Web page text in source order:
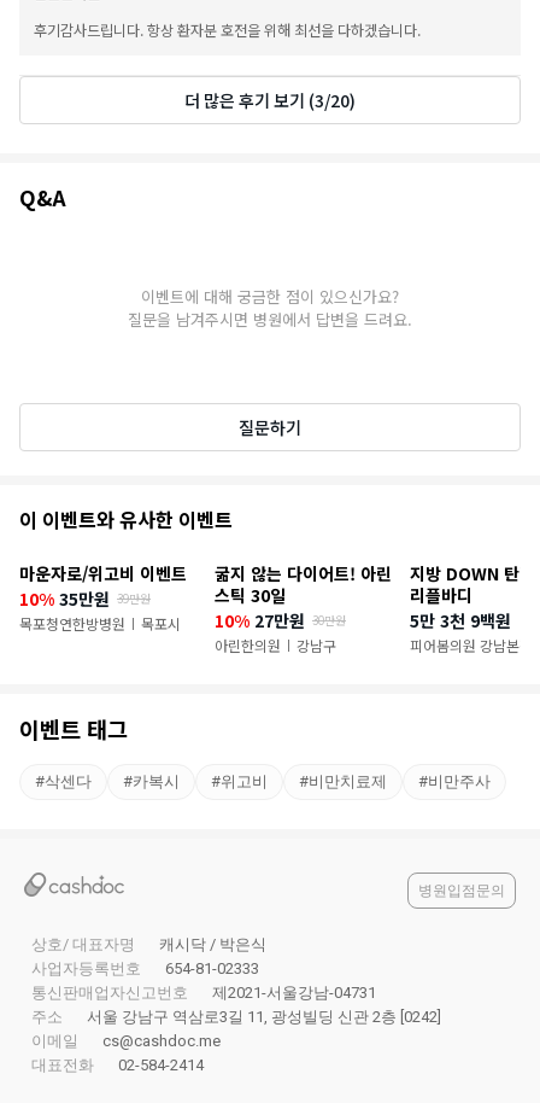
후기감사드립니다. 항상 환자분 호전을 위해 최선을 다하겠습니다.
더 많은 후기 보기 (3/20)
Q&A
이벤트에 대해 궁금한 점이 있으신가요?
질문을 남겨주시면 병원에서 답변을 드려요.
질문하기
추
이
벤
이 이벤트와 유사한 이벤트
마운자로/위고비 이벤트
10% 35만원 39만원
목포청연한방병원 | 목포시
굶지 않는 다이어트! 아린
스틱 30일
10% 27만원 30만원
아린한의원 | 강남구
지방 DOWN 탄
리플바디
5만 3천 9백원
피어봄의원 강남본점
이벤트 태그
#삭센다 #카복시 #위고비 #비만치료제 #비만주사
병원입점문의
상호/ 대표자명
캐시닥 / 박은식
사업자등록번호
654-81-02333
통신판매업자신고번호
제2021-서울강남-04731
주소
서울 강남구 역삼로3길 11, 광성빌딩 신관 2층 [0242]
이메일
cs@cashdoc.me
대표전화
02-584-2414